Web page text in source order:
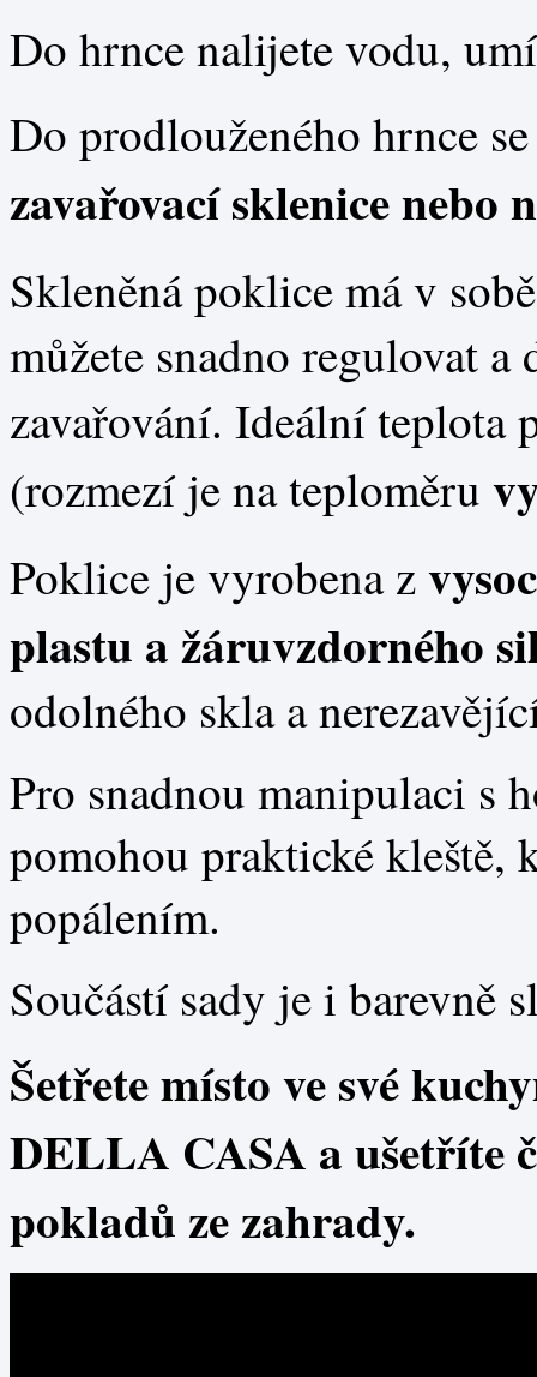
Do hrnce nalijete vodu,
Do prodlouženého hrnce
zavařovací sklenice nebo
Skleněná poklice má v
můžete snadno regulovat
zavařování. Ideální teplota
(rozmezí je na teploměru
Poklice je vyrobena z
plastu a žáruvzdorného
odolného skla a
Pro snadnou manipulaci s
pomohou praktické kleště,
popálením.
Součástí sady je i barevně
Šetřete místo ve své
DELLA CASA a ušetříte
pokladů ze zahrady.